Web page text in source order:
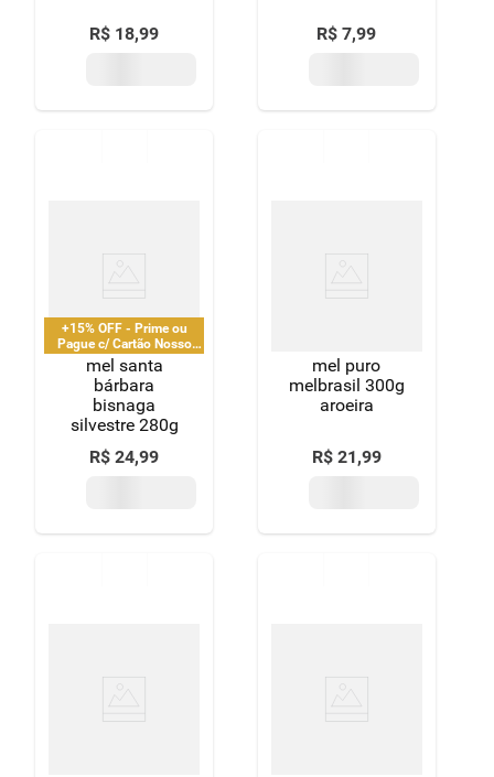
R$ 18,99 R$ 7,99
+15% OFF - Prime ou
Pague c/ Cartão Nosso
Pay
mel santa
bárbara
bisnaga
silvestre 280g
R$ 24,99
mel puro
melbrasil 300g
aroeira
R$ 21,99